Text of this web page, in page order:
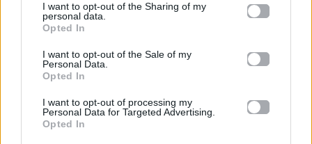
I want to opt-out of the Sharing of my
personal data.
Opted In
I want to opt-out of the Sale of my
Personal Data.
Opted In
I want to opt-out of processing my
Personal Data for Targeted Advertising.
Opted In